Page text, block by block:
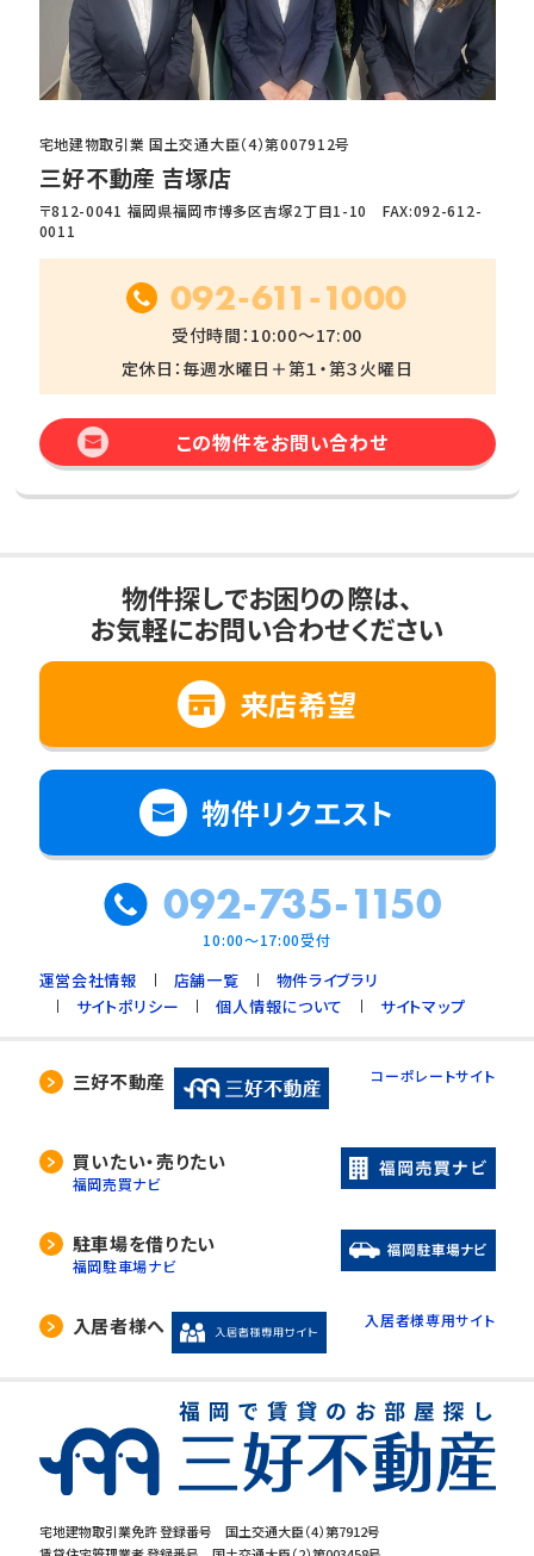
宅地建物取引業 国土交通大臣（4）第007912号
三好不動産 吉塚店
〒812-0041 福岡県福岡市博多区吉塚2丁目1-10 FAX:092-612-
0011
092-611-1000
受付時間：10:00～17:00
定休日：毎週水曜日＋第１・第３火曜日
この物件をお問い合わせ
宅地建物取引業免許 登録番号 国土交通大臣（4）第7912号
物件探しでお困りの際は、
お気軽にお問い合わせください
来店希望
物件リクエスト
092-735-1150
10:00～17:00受付
運営会社情報 店舗一覧
物件ライブラリ
サイトポリシー
個人情報について サイトマップ
三好不動産 コーポレートサイト
買いたい・売りたい
福岡売買ナビ
駐車場を借りたい
福岡駐車場ナビ
入居者様へ 入居者様専用サイト